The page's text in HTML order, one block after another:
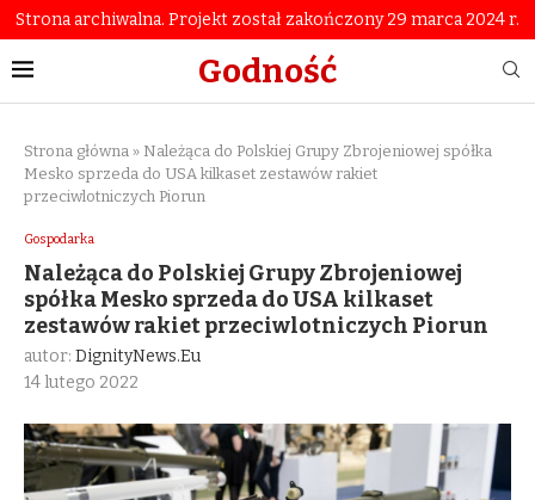
Strona archiwalna. Projekt został zakończony 29 marca 2024 r.
Godność
Strona główna » Należąca do Polskiej Grupy Zbrojeniowej spółka
Mesko sprzeda do USA kilkaset zestawów rakiet
przeciwlotniczych Piorun
Gospodarka
Należąca do Polskiej Grupy Zbrojeniowej
spółka Mesko sprzeda do USA kilkaset
zestawów rakiet przeciwlotniczych Piorun
autor: DignityNews.eu
14 lutego 2022